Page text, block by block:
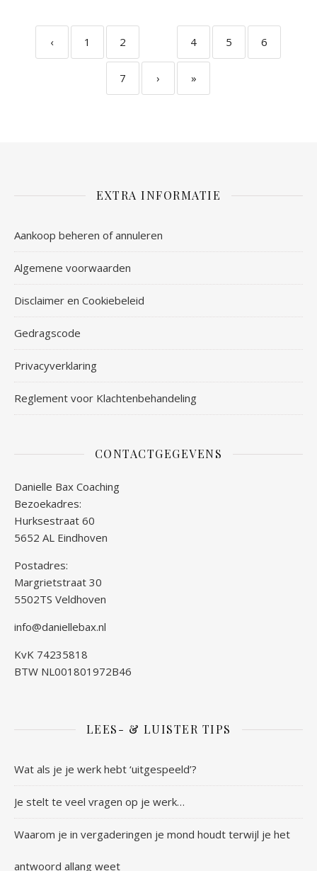
‹ 1 2 4 5 6
7 › »
EXTRA INFORMATIE
Aankoop beheren of annuleren
Algemene voorwaarden
Disclaimer en Cookiebeleid
Gedragscode
Privacyverklaring
Reglement voor Klachtenbehandeling
CONTACTGEGEVENS
Danielle Bax Coaching
Bezoekadres:
Hurksestraat 60
5652 AL Eindhoven
Postadres:
Margrietstraat 30
5502TS Veldhoven
info@daniellebax.nl
KvK 74235818
BTW NL001801972B46
LEES- & LUISTER TIPS
Wat als je je werk hebt ‘uitgespeeld’?
Je stelt te veel vragen op je werk…
Waarom je in vergaderingen je mond houdt terwijl je het
antwoord allang weet